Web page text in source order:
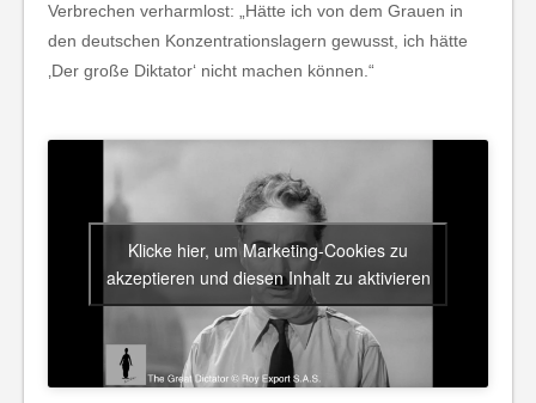
Verbrechen verharmlost: „Hätte ich von dem Grauen in
den deutschen Konzentrationslagern gewusst, ich hätte
‚Der große Diktator‘ nicht machen können.“
Klicke hier, um Marketing-Cookies zu
akzeptieren und diesen Inhalt zu aktivieren